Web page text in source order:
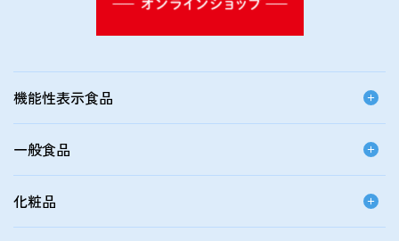
機能性表示食品
一般食品
化粧品